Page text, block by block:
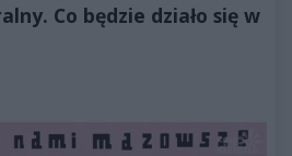
Co będzie działo się w